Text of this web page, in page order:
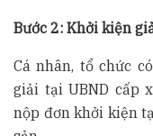
Bước 2: Khởi kiện
Cá nhân, tổ chức
giải tại UBND cấp
nộp đơn khởi kiện